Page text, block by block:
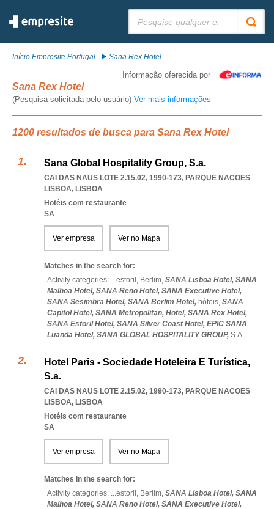
Início Empresite Portugal Sana Rex Hotel
Informação oferecida por
Sana Rex Hotel
(Pesquisa solicitada pelo usuário) Ver mais informações
1200 resultados de busca para Sana Rex Hotel
Sana Global Hospitality Group, S.a.
CAI DAS NAUS LOTE 2.15.02, 1990-173, PARQUE NACOES
LISBOA, LISBOA
Hotéis com restaurante
SA
Ver empresa Ver no Mapa
Matches in the search for:
Activity categories: ...estoril, Berlim, SANA Lisboa Hotel, SANA
Malhoa Hotel, SANA Reno Hotel, SANA Executive Hotel,
SANA Sesimbra Hotel, SANA Berlim Hotel, hóteis, SANA
Capitol Hotel, SANA Metropolitan, Hotel, SANA Rex Hotel,
SANA Estoril Hotel, SANA Silver Coast Hotel, EPIC SANA
Luanda Hotel, SANA GLOBAL HOSPITALITY GROUP, S.A....
Hotel Paris - Sociedade Hoteleira E Turística,
S.a.
CAI DAS NAUS LOTE 2.15.02, 1990-173, PARQUE NACOES
LISBOA, LISBOA
Hotéis com restaurante
SA
Ver empresa Ver no Mapa
Matches in the search for:
Activity categories: ...estoril, Berlim, SANA Lisboa Hotel, SANA
Malhoa Hotel, SANA Reno Hotel, SANA Executive Hotel,